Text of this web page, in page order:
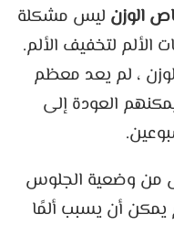
الوزن ليس مشكلة
لتخفيف الألم.
، لم يعد معظم
العودة إلى
من وضعية الجلوس
يمكن أن يسبب ألمًا